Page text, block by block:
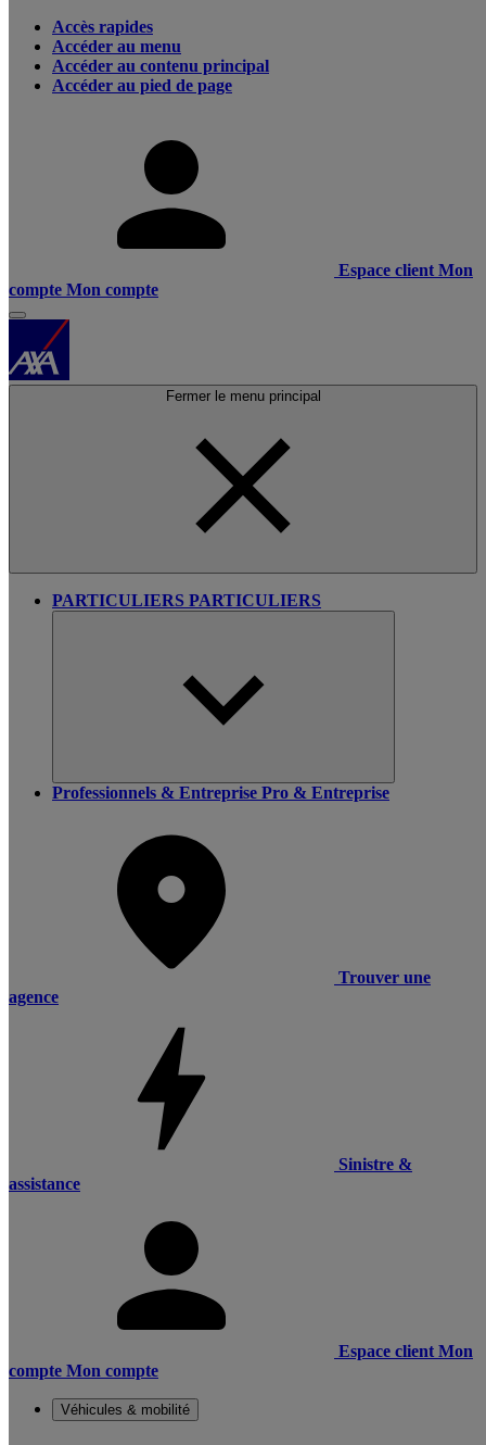
Accès rapides
Accéder au menu
Accéder au contenu principal
Accéder au pied de page
Espace client Mon
compte Mon compte
Fermer le menu principal
PARTICULIERS PARTICULIERS
Professionnels & Entreprise Pro & Entreprise
Trouver une
agence
Sinistre &
assistance
Espace client Mon
compte Mon compte
Véhicules & mobilité